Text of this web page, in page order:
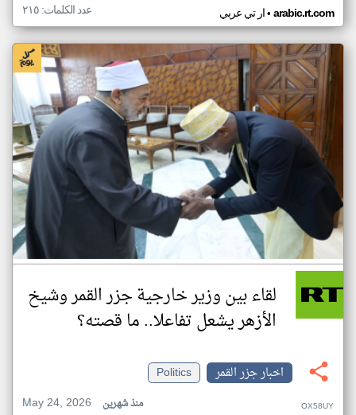
ار تي عربي• arabic.rt.com عدد الكلمات: ٢١٥
لقاء بين وزير خارجية جزر القمر وشيخ
الأزهر يشعل تفاعلا.. ما قصته؟
اخبار جزر القمر
Politics
May 24, 2026
منذ شهرين OX58UY